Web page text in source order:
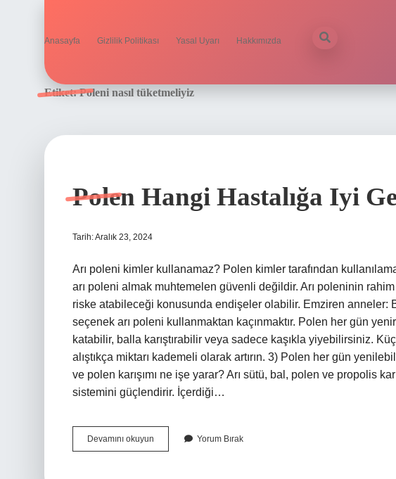
Anasayfa Gizlilik Politikası Yasal Uyarı Hakkımızda
Etiket:Poleni nasıl tüketmeliyiz
Polen Hangi Hastalığa Iyi
Tarih: Aralık 23, 2024
Arı poleni kimler kullanamaz? Polen kimler tarafından
arı poleni almak muhtemelen güvenli değildir. Arı poleninin
riske atabileceği konusunda endişeler olabilir. Emziren anneler:
seçenek arı poleni kullanmaktan kaçınmaktır. Polen her gün
katabilir, balla karıştırabilir veya sadece kaşıkla yiyebilirsiniz.
alıştıkça miktarı kademeli olarak artırın. 3) Polen her gün
ve polen karışımı ne işe yarar? Arı sütü, bal, polen ve propolis
sistemini güçlendirir. İçerdiği…
Devamını okuyun
Hangi
Yorum Bırak